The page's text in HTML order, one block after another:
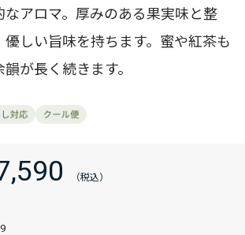
アロマ。厚みのある果実味と整
優しい旨味を持ちます。蜜や紅茶も
が長く続きます。